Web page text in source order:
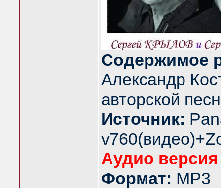
Содержимое
Александр
авторской
Источник:
Аудио версия
Формат: MP3